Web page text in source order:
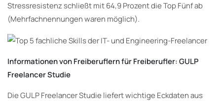
Stressresistenz schließt mit 64,9 Prozent die Top Fünf ab
(Mehrfachnennungen waren möglich).
Informationen von Freiberuflern für Freiberufler: GULP
Freelancer Studie
Die GULP Freelancer Studie liefert wichtige Eckdaten aus